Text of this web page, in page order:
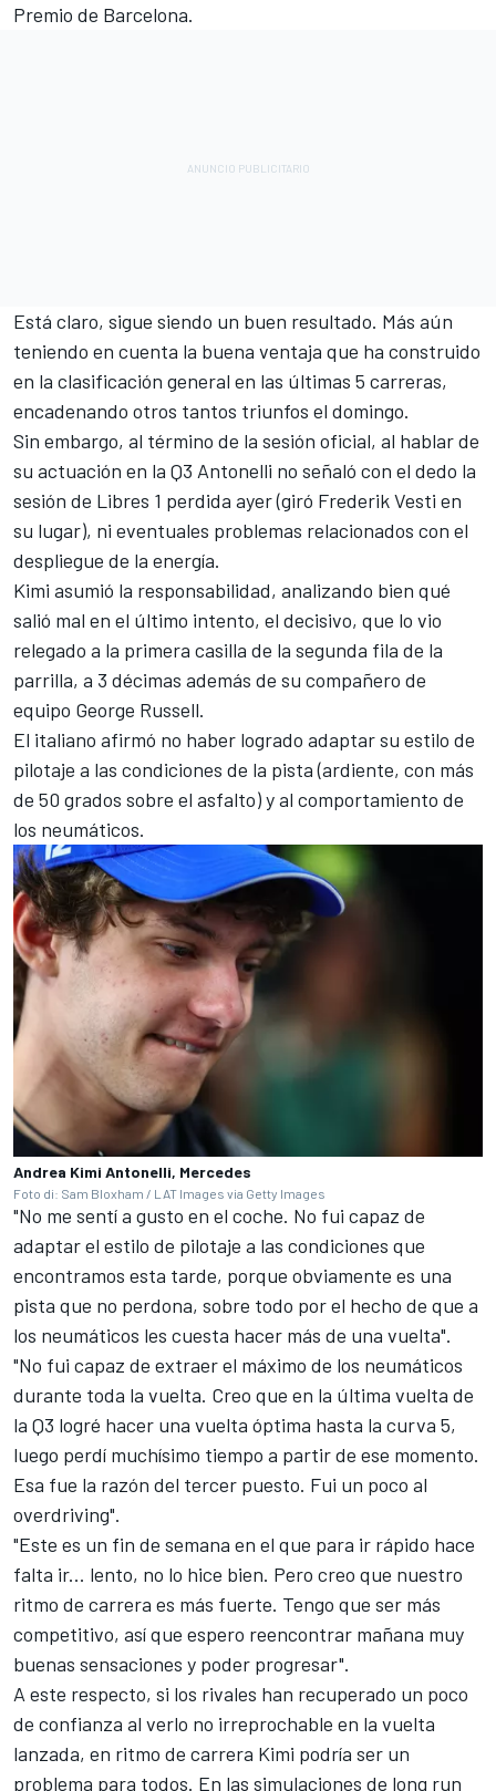
Premio de Barcelona.
Está claro, sigue siendo un buen resultado. Más aún
teniendo en cuenta la buena ventaja que ha construido
en la clasificación general en las últimas 5 carreras,
encadenando otros tantos triunfos el domingo.
Sin embargo, al término de la sesión oficial, al hablar de
su actuación en la Q3 Antonelli no señaló con el dedo la
sesión de Libres 1 perdida ayer (giró Frederik Vesti en
su lugar), ni eventuales problemas relacionados con el
despliegue de la energía.
Kimi asumió la responsabilidad, analizando bien qué
salió mal en el último intento, el decisivo, que lo vio
relegado a la primera casilla de la segunda fila de la
parrilla, a 3 décimas además de su compañero de
equipo George Russell.
El italiano afirmó no haber logrado adaptar su estilo de
pilotaje a las condiciones de la pista (ardiente, con más
de 50 grados sobre el asfalto) y al comportamiento de
los neumáticos.
Andrea Kimi Antonelli, Mercedes
Foto di: Sam Bloxham / LAT Images via Getty Images
"No me sentí a gusto en el coche. No fui capaz de
adaptar el estilo de pilotaje a las condiciones que
encontramos esta tarde, porque obviamente es una
pista que no perdona, sobre todo por el hecho de que a
los neumáticos les cuesta hacer más de una vuelta".
"No fui capaz de extraer el máximo de los neumáticos
durante toda la vuelta. Creo que en la última vuelta de
la Q3 logré hacer una vuelta óptima hasta la curva 5,
luego perdí muchísimo tiempo a partir de ese momento.
Esa fue la razón del tercer puesto. Fui un poco al
overdriving".
"Este es un fin de semana en el que para ir rápido hace
falta ir... lento, no lo hice bien. Pero creo que nuestro
ritmo de carrera es más fuerte. Tengo que ser más
competitivo, así que espero reencontrar mañana muy
buenas sensaciones y poder progresar".
A este respecto, si los rivales han recuperado un poco
de confianza al verlo no irreprochable en la vuelta
lanzada, en ritmo de carrera Kimi podría ser un
problema para todos. En las simulaciones de long run